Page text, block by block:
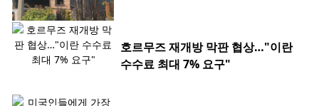
호르무즈 재개방 막판 협상…"이란
수수료 최대 7% 요구"